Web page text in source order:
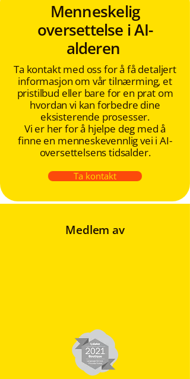
Menneskelig
oversettelse i AI-
alderen
Ta kontakt med oss for å få detaljert
informasjon om vår tilnærming, et
pristilbud eller bare for en prat om
hvordan vi kan forbedre dine
eksisterende prosesser.
Vi er her for å hjelpe deg med å
finne en menneskevennlig vei i AI-
oversettelsens tidsalder.
Ta kontakt
Medlem av